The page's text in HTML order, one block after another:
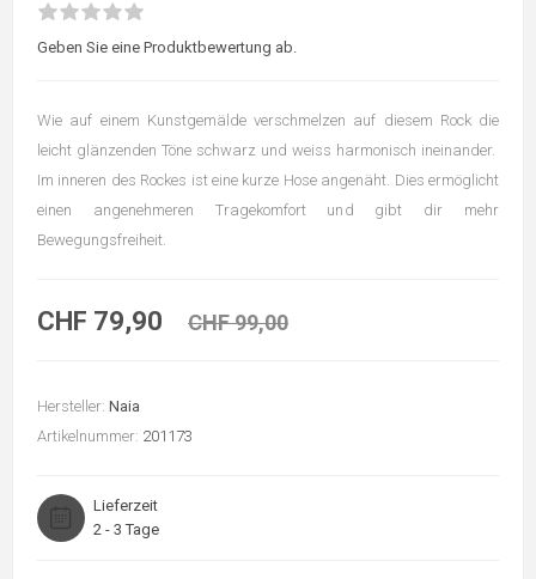
Geben Sie eine Produktbewertung ab.
Wie auf einem Kunstgemälde verschmelzen auf diesem Rock die
leicht glänzenden Töne schwarz und weiss harmonisch ineinander.
Im inneren des Rockes ist eine kurze Hose angenäht. Dies ermöglicht
einen angenehmeren Tragekomfort und gibt dir mehr
Bewegungsfreiheit.
CHF 79,90 CHF 99,00
Hersteller: Naia
Artikelnummer: 201173
Lieferzeit
2 - 3 Tage